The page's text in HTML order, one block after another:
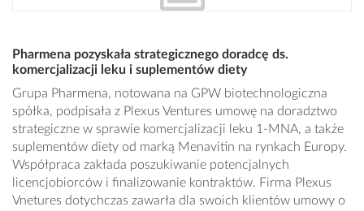
Pharmena pozyskała strategicznego doradcę ds.
komercjalizacji leku i suplementów diety
Grupa Pharmena, notowana na GPW biotechnologiczna
spółka, podpisała z Plexus Ventures umowę na doradztwo
strategiczne w sprawie komercjalizacji leku 1-MNA, a także
suplementów diety od marką Menavitin na rynkach Europy.
Współpraca zakłada poszukiwanie potencjalnych
licencjobiorców i finalizowanie kontraktów. Firma Plexus
Vnetures dotychczas zawarła dla swoich klientów umowy o